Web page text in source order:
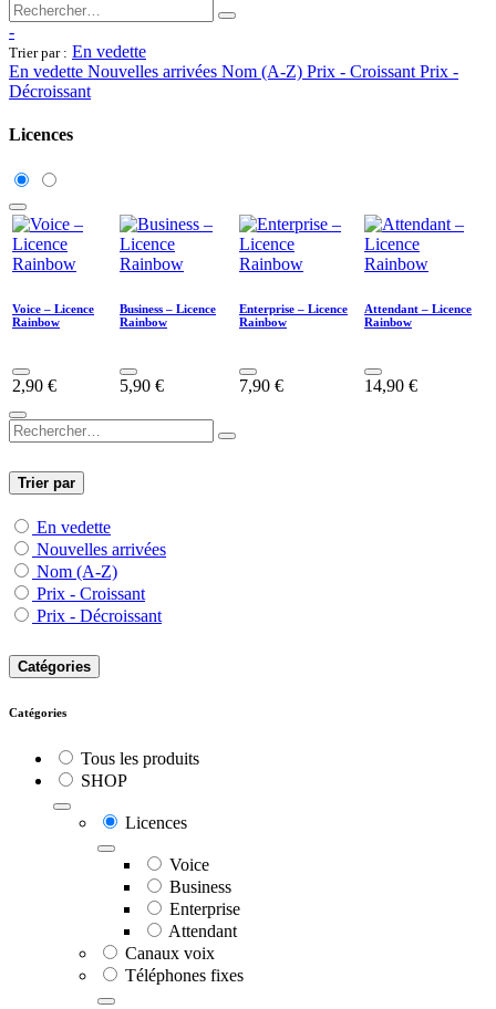
-
Trier par : En vedette
En vedette Nouvelles arrivées Nom (A-Z) Prix - Croissant Prix -
Décroissant
Licences
Voice – Licence
Rainbow
2,90 €
Business – Licence
Rainbow
5,90 €
Enterprise – Licence
Rainbow
7,90 €
Attendant – Licence
Rainbow
14,90 €
Trier par
En vedette
Nouvelles arrivées
Nom (A-Z)
Prix - Croissant
Prix - Décroissant
Catégories
Catégories
Tous les produits
SHOP
Licences
Voice
Business
Enterprise
Attendant
Canaux voix
Téléphones fixes